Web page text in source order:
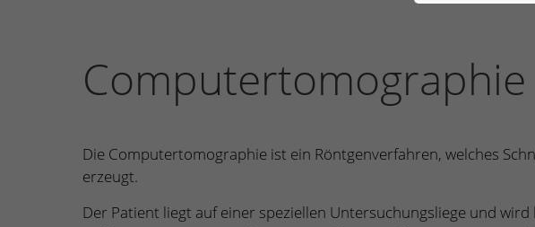
Computertomographie
Die Computertomographie ist ein Röntgenverfahren, welches
erzeugt.
Der Patient liegt auf einer speziellen Untersuchungsliege und